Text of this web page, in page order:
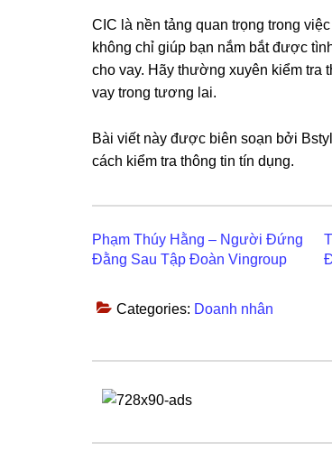
CIC là nền tảng quan trọng trong
không chỉ giúp bạn nắm bắt được
cho vay. Hãy thường xuyên kiểm tra
vay trong tương lai.
Bài viết này được biên soạn bởi
cách kiểm tra thông tin tín dụng.
Phạm Thúy Hằng – Người Đứng
Đằng Sau Tập Đoàn Vingroup
Categories: Doanh nhân